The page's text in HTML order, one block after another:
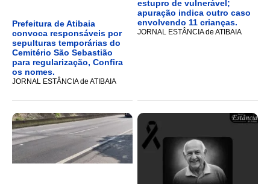
Prefeitura de Atibaia
convoca responsáveis por
sepulturas temporárias do
Cemitério São Sebastião
para regularização, Confira
os nomes.
JORNAL ESTÂNCIA de ATIBAIA
estupro de vulnerável;
apuração indica outro caso
envolvendo 11 crianças.
JORNAL ESTÂNCIA de ATIBAIA